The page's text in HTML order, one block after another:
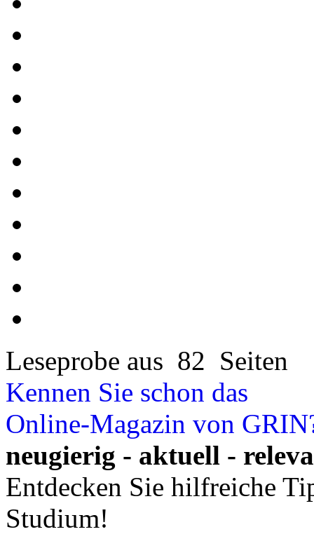
Leseprobe aus 82 Seiten
Kennen Sie schon das
Online-Magazin von
neugierig - aktuell -
Entdecken Sie hilfreiche
Studium!